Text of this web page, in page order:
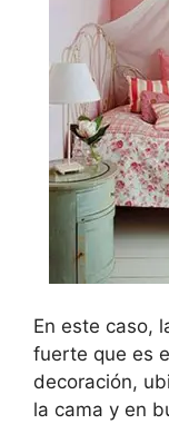
En este caso,
fuerte que es
decoración,
la cama y en